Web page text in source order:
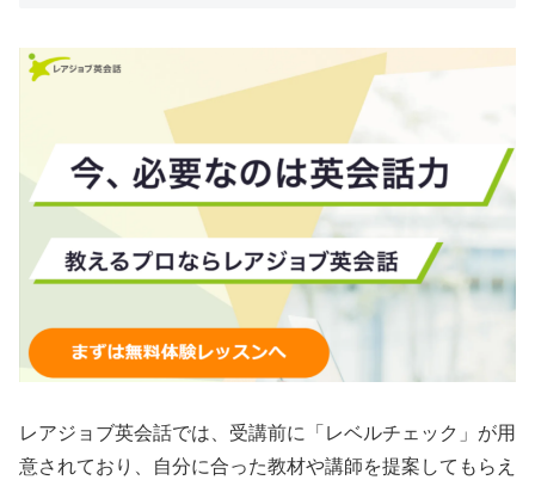
レアジョブ英会話では、受講前に「レベルチェック」が用
意されており、自分に合った教材や講師を提案してもらえ